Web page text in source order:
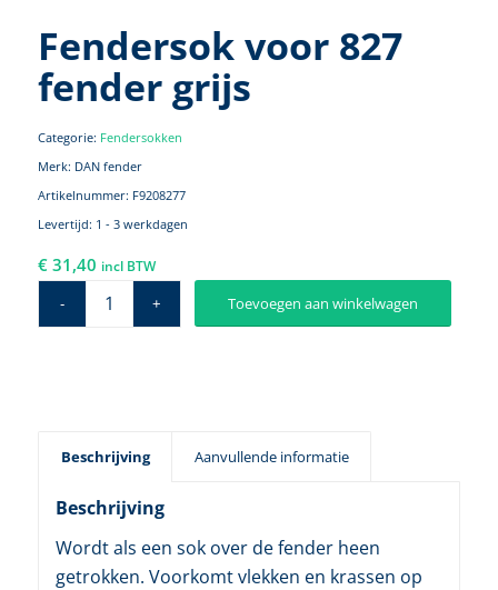
Fendersok voor 827
fender grijs
Categorie: Fendersokken
Merk: DAN fender
Artikelnummer: F9208277
Levertijd: 1 - 3 werkdagen
€31,40 incl BTW
Toevoegen aan winkelwagen
Beschrijving Aanvullende informatie
Beschrijving
Wordt als een sok over de fender heen
getrokken. Voorkomt vlekken en krassen op